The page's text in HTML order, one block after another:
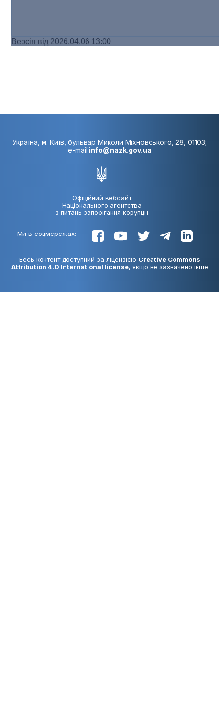
Україна, м. Київ, бульвар Миколи Міхновського, 28, 01103;
e-mail:info@nazk.gov.ua
Офіційний вебсайт
Національного агентства
з питань запобігання корупції
Ми в соцмережах:
Весь контент доступний за ліцензією Creative Commons
Attribution 4.0 International license, якщо не зазначено інше